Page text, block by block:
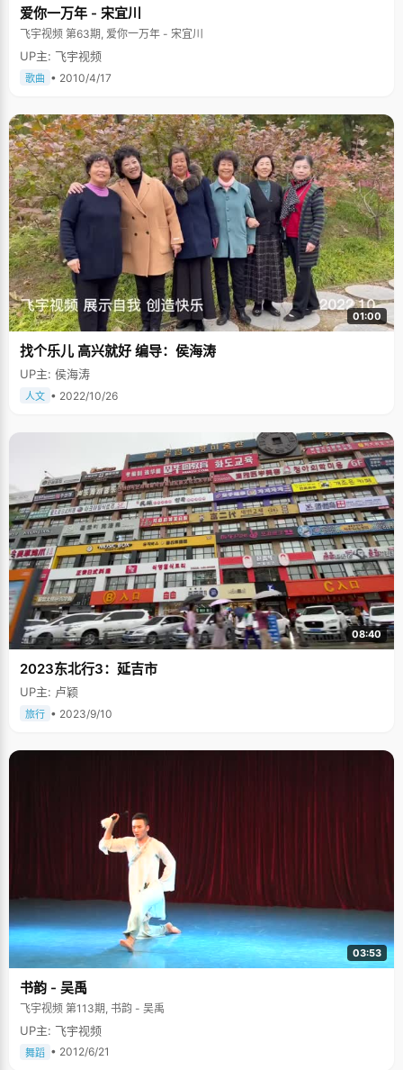
爱你一万年 - 宋宜川
飞宇视频 第63期, 爱你一万年 - 宋宜川
UP主: 飞宇视频
歌曲 • 2010/4/17
01:00
找个乐儿 高兴就好 编导：侯海涛
UP主: 侯海涛
人文 • 2022/10/26
08:40
2023东北行3：延吉市
UP主: 卢颖
旅行 • 2023/9/10
03:53
书韵 - 吴禹
飞宇视频 第113期, 书韵 - 吴禹
UP主: 飞宇视频
舞蹈 • 2012/6/21